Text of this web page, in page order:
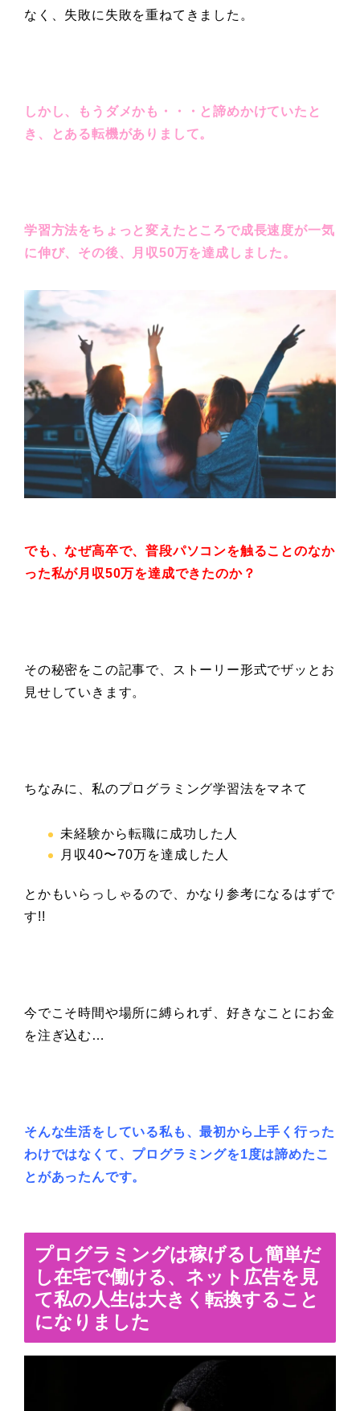
なく、失敗に失敗を重ねてきました。
しかし、もうダメかも・・・と諦めかけていたと
き、とある転機がありまして。
学習方法をちょっと変えたところで成長速度が一気
に伸び、その後、月収50万を達成しました。
でも、なぜ高卒で、普段パソコンを触ることのなか
った私が月収50万を達成できたのか？
その秘密をこの記事で、ストーリー形式でザッとお
見せしていきます。
ちなみに、私のプログラミング学習法をマネて
未経験から転職に成功した人
月収40〜70万を達成した人
とかもいらっしゃるので、かなり参考になるはずで
す!!
今でこそ時間や場所に縛られず、好きなことにお金
を注ぎ込む…
そんな生活をしている私も、最初から上手く行った
わけではなくて、プログラミングを1度は諦めたこ
とがあったんです。
プログラミングは稼げるし簡単だ
し在宅で働ける、ネット広告を見
て私の人生は大きく転換すること
になりました